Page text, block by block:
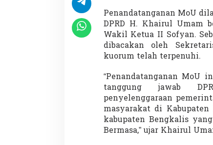
Penandatanganan MoU
DPRD H. Khairul Umam
Wakil Ketua II Sofyan.
dibacakan oleh
kuorum telah terpenuhi.
“Penandatanganan MoU
tanggung jawab
penyelenggaraan
masyarakat di
kabupaten Bengkalis
Bermasa,” ujar Khairul